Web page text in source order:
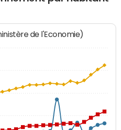
de l'Economie)